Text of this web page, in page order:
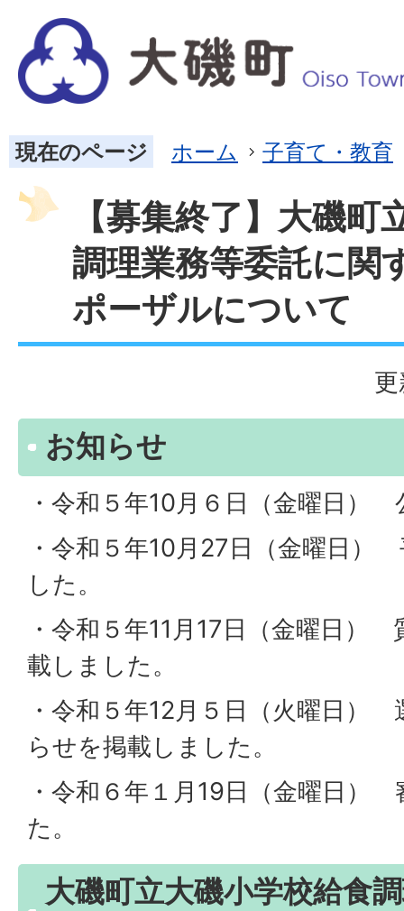
現在のページ ホーム 子育て・教育
【募集終了】大磯
調理業務等委託に関
ポーザルについて
お知らせ
・令和５年10月６日（金曜日）
・令和５年10月27日（金曜日）
した。
・令和５年11月17日（金曜日）
載しました。
・令和５年12月５日（火曜日）
らせを掲載しました。
・令和６年１月19日（金曜日）
た。
大磯町立大磯小学校給食